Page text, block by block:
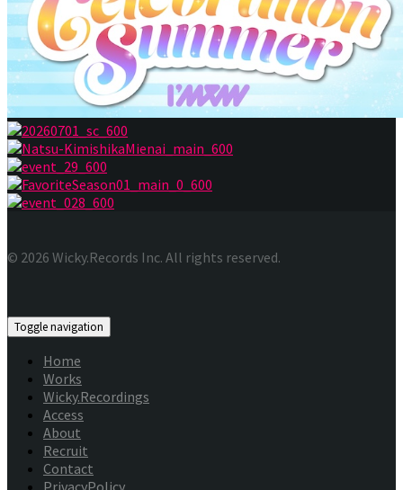
© 2026 Wicky.Records Inc. All rights reserved.
Toggle navigation
Home
Works
Wicky.Recordings
Access
About
Recruit
Contact